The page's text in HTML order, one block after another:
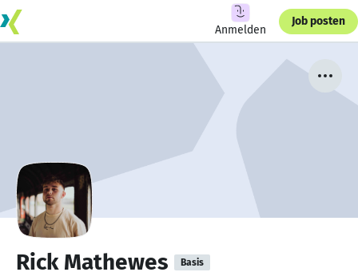
Anmelden
Job posten
Rick Mathewes Basis